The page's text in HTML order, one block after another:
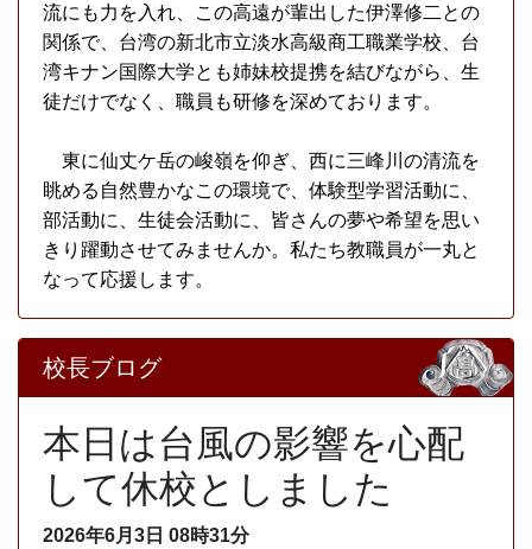
流にも力を入れ、この高遠が輩出した伊澤修二との
関係で、台湾の新北市立淡水高級商工職業学校、台
湾キナン国際大学とも姉妹校提携を結びながら、生
徒だけでなく、職員も研修を深めております。
東に仙丈ケ岳の峻嶺を仰ぎ、西に三峰川の清流を
眺める自然豊かなこの環境で、体験型学習活動に、
部活動に、生徒会活動に、皆さんの夢や希望を思い
きり躍動させてみませんか。私たち教職員が一丸と
なって応援します。
校長ブログ
本日は台風の影響を心配
して休校としました
2026年6月3日 08時31分